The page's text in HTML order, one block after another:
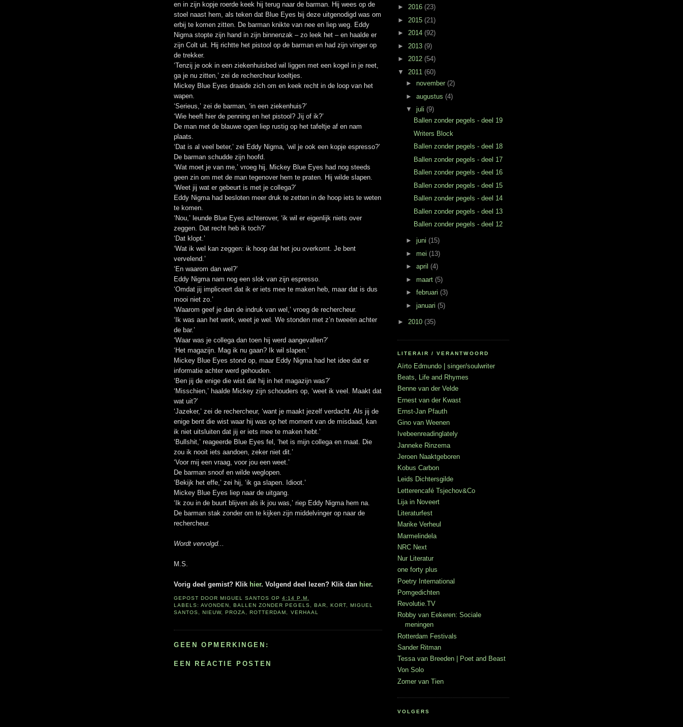
en in zijn kopje roerde keek hij terug naar de barman. Hij wees op de
stoel naast hem, als teken dat Blue Eyes bij deze uitgenodigd was om
erbij te komen zitten. De barman knikte van nee en liep weg. Eddy
Nigma stopte zijn hand in zijn binnenzak – zo leek het – en haalde er
zijn Colt uit. Hij richtte het pistool op de barman en had zijn vinger op
de trekker.
‘Tenzij je ook in een ziekenhuisbed wil liggen met een kogel in je reet,
ga je nu zitten,’ zei de rechercheur koeltjes.
Mickey Blue Eyes draaide zich om en keek recht in de loop van het
wapen.
‘Serieus,’ zei de barman, ‘in een ziekenhuis?’
‘Wie heeft hier de penning en het pistool? Jij of ik?’
De man met de blauwe ogen liep rustig op het tafeltje af en nam
plaats.
‘Dat is al veel beter,’ zei Eddy Nigma, ‘wil je ook een kopje espresso?’
De barman schudde zijn hoofd.
‘Wat moet je van me,’ vroeg hij. Mickey Blue Eyes had nog steeds
geen zin om met de man tegenover hem te praten. Hij wilde slapen.
‘Weet jij wat er gebeurt is met je collega?’
Eddy Nigma had besloten meer druk te zetten in de hoop iets te weten
te komen.
‘Nou,’ leunde Blue Eyes achterover, ‘ik wil er eigenlijk niets over
zeggen. Dat recht heb ik toch?’
‘Dat klopt.’
‘Wat ik wel kan zeggen: ik hoop dat het jou overkomt. Je bent
vervelend.’
‘En waarom dan wel?’
Eddy Nigma nam nog een slok van zijn espresso.
‘Omdat jij impliceert dat ik er iets mee te maken heb, maar dat is dus
mooi niet zo.’
‘Waarom geef je dan de indruk van wel,’ vroeg de rechercheur.
‘Ik was aan het werk, weet je wel. We stonden met z’n tweeën achter
de bar.’
‘Waar was je collega dan toen hij werd aangevallen?’
‘Het magazijn. Mag ik nu gaan? Ik wil slapen.’
Mickey Blue Eyes stond op, maar Eddy Nigma had het idee dat er
informatie achter werd gehouden.
‘Ben jij de enige die wist dat hij in het magazijn was?’
‘Misschien,’ haalde Mickey zijn schouders op, ‘weet ik veel. Maakt dat
wat uit?’
‘Jazeker,’ zei de rechercheur, ‘want je maakt jezelf verdacht. Als jij de
enige bent die wist waar hij was op het moment van de misdaad, kan
ik niet uitsluiten dat jij er iets mee te maken hebt.’
‘Bullshit,’ reageerde Blue Eyes fel, ‘het is mijn collega en maat. Die
zou ik nooit iets aandoen, zeker niet dit.’
‘Voor mij een vraag, voor jou een weet.’
De barman snoof en wilde weglopen.
‘Bekijk het effe,’ zei hij, ‘ik ga slapen. Idioot.’
Mickey Blue Eyes liep naar de uitgang.
‘Ik zou in de buurt blijven als ik jou was,’ riep Eddy Nigma hem na.
De barman stak zonder om te kijken zijn middelvinger op naar de
rechercheur.
Wordt vervolgd...
M.S.
Vorig deel gemist? Klik hier. Volgend deel lezen? Klik dan hier.
GEPOST DOORMIGUEL SANTOS OP4:14 P.M.
LABELS:AVONDEN ,BALLEN ZONDER PEGELS BAR KORT, MIGUEL
SANTOS ,NIEUW,PROZA ,ROTTERDAM VERHAAL
GEEN OPMERKINGEN:
EEN REACTIE POSTEN
► 2016 (23)
► 2015 (21)
► 2014 (92)
► 2013 (9)
► 2012 (54)
▼ 2011 (60)
► november (2)
► augustus (4)
▼ juli (9)
Ballen zonder pegels - deel 19
Writers Block
Ballen zonder pegels - deel 18
Ballen zonder pegels - deel 17
Ballen zonder pegels - deel 16
Ballen zonder pegels - deel 15
Ballen zonder pegels - deel 14
Ballen zonder pegels - deel 13
Ballen zonder pegels - deel 12
► juni (15)
► mei (13)
► april (4)
► maart (5)
► februari (3)
► januari (5)
► 2010 (35)
LITERAIR / VERANTWOORD
Aïrto Edmundo | singer/soulwriter
Beats, Life and Rhymes
Benne van der Velde
Ernest van der Kwast
Ernst-Jan Pfauth
Gino van Weenen
Ivebeenreadinglately
Janneke Rinzema
Jeroen Naaktgeboren
Kobus Carbon
Leids Dichtersgilde
Letterencafé Tsjechov&Co
Lija in Noveert
Literaturfest
Marike Verheul
Marmelindela
NRC Next
Nur Literatur
one forty plus
Poetry International
Pomgedichten
Revolutie.TV
Robby van Eekeren: Sociale
meningen
Rotterdam Festivals
Sander Ritman
Tessa van Breeden | Poet and Beast
Von Solo
Zomer van Tien
VOLGERS